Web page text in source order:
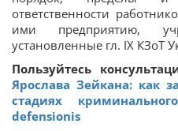
ответственности
ими предприятию,
установленные гл. IX КЗоТ
Пользуйтесь
Ярослава Зейкана: как
стадиях
defensionis